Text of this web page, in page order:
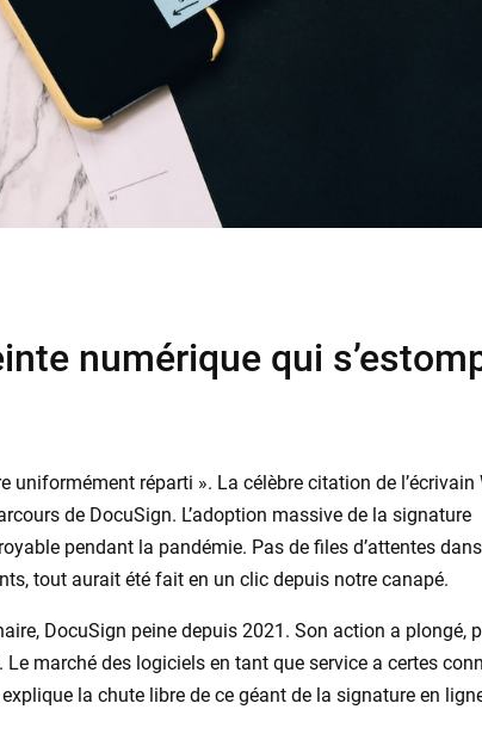
numérique qui
uniformément réparti ». La célèbre citation de l’écrivain
de DocuSign. L’adoption massive de la signature
pendant la pandémie. Pas de files d’attentes
tout aurait été fait en un clic depuis notre canapé.
DocuSign peine depuis 2021. Son action a plongé,
marché des logiciels en tant que service a certes
la chute libre de ce géant de la signature en